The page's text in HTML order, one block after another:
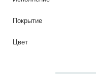
Покрытие
Цвет